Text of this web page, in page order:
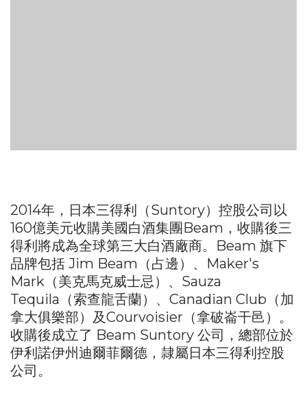
2014年，日本三得利（Suntory）控股公司以
160億美元收購美國白酒集團Beam，收購後三
得利將成為全球第三大白酒廠商。Beam 旗下
品牌包括 Jim Beam（占邊）、Maker's
Mark（美克馬克威士忌）、Sauza
Tequila（索查龍舌蘭）、Canadian Club（加
拿大俱樂部）及Courvoisier（拿破崙干邑）。
收購後成立了 Beam Suntory 公司，總部位於
伊利諾伊州迪爾菲爾德，隷屬日本三得利控股
公司。